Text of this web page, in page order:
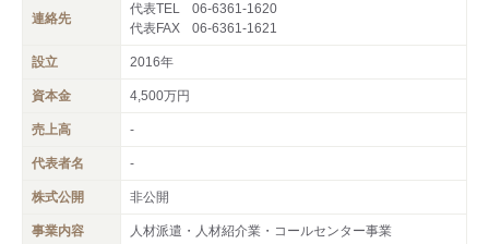
連絡先
代表TEL
06-6361-1620
代表FAX
06-6361-1621
設立 2016年
資本金 4,500万円
売上高 -
代表者名 -
株式公開 非公開
事業内容 人材派遣・人材紹介業・コールセンター事業